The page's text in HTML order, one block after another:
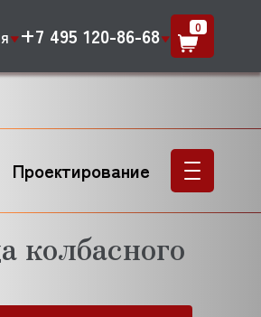
+7 495 120-86-68 0
Проектирование
колбасного